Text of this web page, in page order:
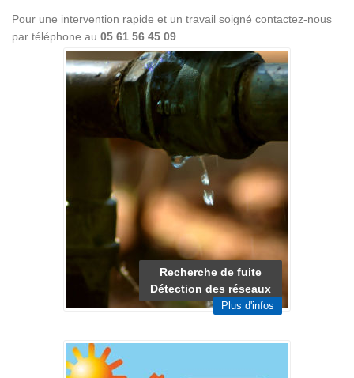
Pour une intervention rapide et un travail soigné contactez-nous
par téléphone au 05 61 56 45 09
Recherche de fuite
Détection des réseaux
Plus d'infos